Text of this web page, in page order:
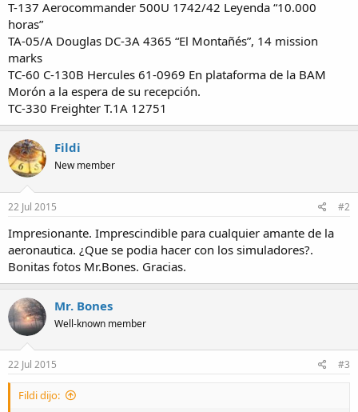
T-137 Aerocommander 500U 1742/42 Leyenda “10.000
horas”
TA-05/A Douglas DC-3A 4365 “El Montañés”, 14 mission
marks
TC-60 C-130B Hercules 61-0969 En plataforma de la BAM
Morón a la espera de su recepción.
TC-330 Freighter T.1A 12751
Fildi
New member
22 Jul 2015 #2
Impresionante. Imprescindible para cualquier amante de la
aeronautica. ¿Que se podia hacer con los simuladores?.
Bonitas fotos Mr.Bones. Gracias.
Mr. Bones
Well-known member
22 Jul 2015 #3
Fildi dijo: